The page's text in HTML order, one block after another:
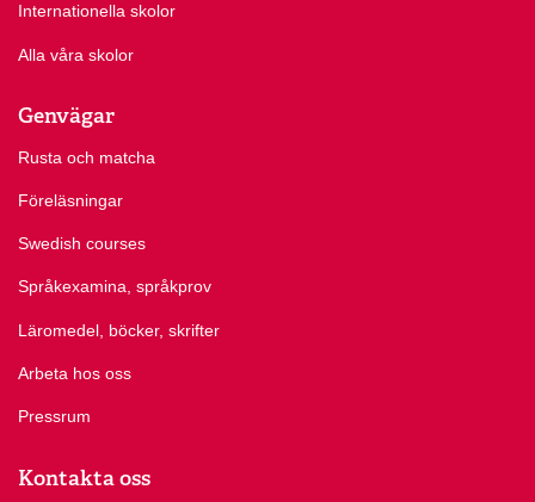
Internationella skolor
Alla våra skolor
Genvägar
Rusta och matcha
Föreläsningar
Swedish courses
Språkexamina, språkprov
Läromedel, böcker, skrifter
Arbeta hos oss
Pressrum
Kontakta oss